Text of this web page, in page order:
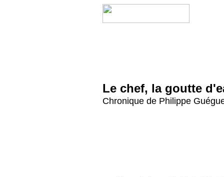
Le chef, la goutte
Chronique de Philippe